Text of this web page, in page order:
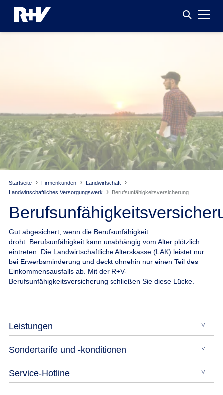
Startseite Firmenkunden
Landwirtschaft
Landwirtschaftliches Versorgungswerk
Berufsunfähigkeitsversicherung
Gut abgesichert, wenn die Berufsunfähigkeit
droht. Berufsunfähigkeit kann unabhängig vom Alter plötzlich
eintreten. Die Landwirtschaftliche Alterskasse (LAK) leistet nur
bei Erwerbsminderung und deckt ohnehin nur einen Teil des
Einkommensausfalls ab. Mit der R+V-
Berufsunfähigkeitsversicherung schließen Sie diese Lücke.
Leistungen
Sondertarife und -konditionen
Service-Hotline